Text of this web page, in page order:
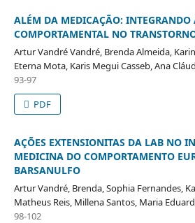
ALÉM DA MEDICAÇÃO: INTEGRANDO
COMPORTAMENTAL NO
Artur Vandré Vandré, Brenda Almeida,
Eterna Mota, Karis Megui Casseb, Ana
93-97
PDF
AÇÕES EXTENSIONITAS DA LAB NO
MEDICINA DO COMPORTAMENTO
BARSANULFO
Artur Vandré, Brenda, Sophia Fernandes,
Matheus Reis, Millena Santos, Maria
98-102